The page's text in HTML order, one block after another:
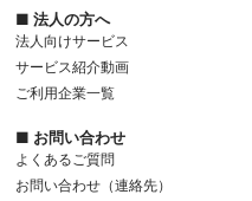
■ 法人の方へ
法人向けサービス
サービス紹介動画
ご利用企業一覧
■ お問い合わせ
よくあるご質問
お問い合わせ（連絡先）